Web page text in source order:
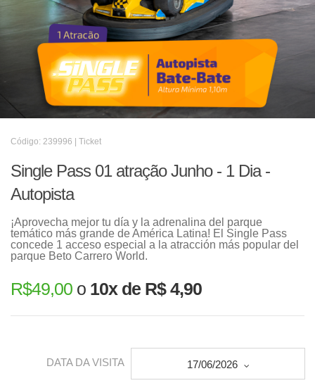
Código: 239996 | Ticket
Single Pass 01 atração Junho - 1 Dia -
Autopista
¡Aprovecha mejor tu día y la adrenalina del parque
temático más grande de América Latina! El Single Pass
concede 1 acceso especial a la atracción más popular del
parque Beto Carrero World.
R$49,00 o 10x de R$ 4,90
DATA DA VISITA 17/06/2026